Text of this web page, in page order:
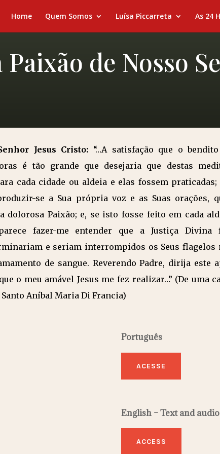
Home Quem Somos Luísa Piccarreta As 24
de Nosso
Jesus Cristo: “…A satisfação que o bendito
é tão grande que desejaria que destas
cada cidade ou aldeia e elas fossem praticadas;
se a Sua própria voz e as Suas orações,
dolorosa Paixão; e, se isto fosse feito em cada
fazer-me entender que a Justiça Divina
e seriam interrompidos os Seus flagelos
de sangue. Reverendo Padre, dirija este
o meu amável Jesus me fez realizar…” (De uma
Aníbal Maria Di Francia)
Português
ACESSE
English – Text and audio
ACCESS